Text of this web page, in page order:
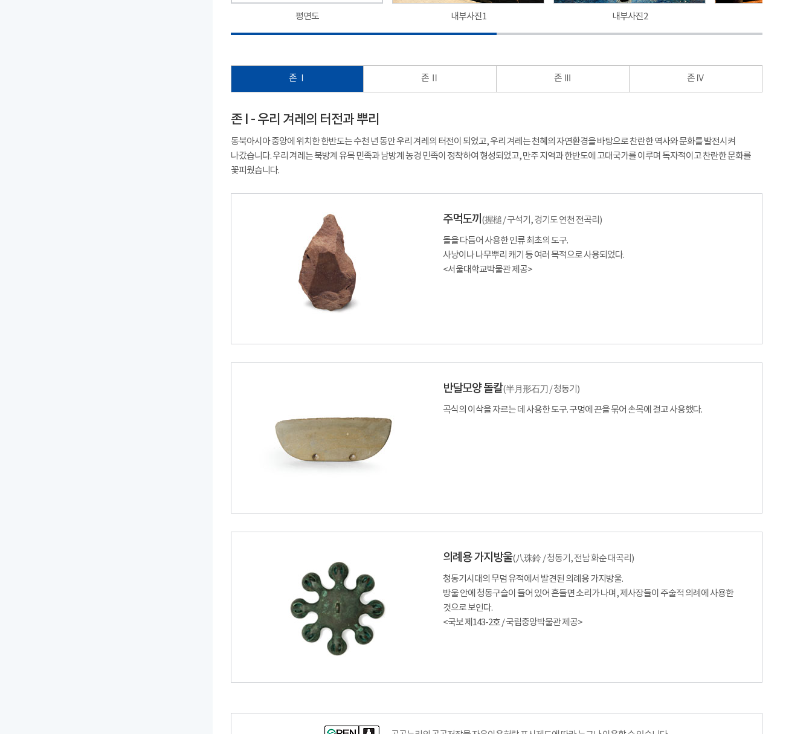
평면도 내부사진1 내부사진2
존 Ⅰ 존 Ⅱ 존 Ⅲ 존 Ⅳ
존 I - 우리 겨레의 터전과 뿌리
동북아시아 중앙에 위치한 한반도는 수천 년 동안 우리 겨레의 터전이 되었고, 우리 겨레는 천혜의 자연환경을 바탕으로 찬란한 역사와 문화를 발전시켜
나갔습니다. 우리 겨레는 북방계 유목 민족과 남방계 농경 민족이 정착하여 형성되었고, 만주 지역과 한반도에 고대국가를 이루며 독자적이고 찬란한 문화를
꽃피웠습니다.
주먹도끼 (握槌/ 구석기, 경기도 연천 전곡리)
돌을 다듬어 사용한 인류 최초의 도구.
사냥이나 나무뿌리 캐기 등 여러 목적으로 사용되었다.
<서울대학교박물관 제공>
반달모양 돌칼(半月形石刀 / 청동기)
곡식의 이삭을 자르는 데 사용한 도구. 구멍에 끈을 묶어 손목에 걸고 사용했다.
의례용 가지방울(八珠鈴 / 청동기, 전남 화순 대곡리)
청동기시대의 무덤 유적에서 발견된 의례용 가지방울.
방울 안에 청동구슬이 들어 있어 흔들면 소리가 나며, 제사장들이 주술적 의례에 사용한
것으로 보인다.
<국보 제143-2호 / 국립중앙박물관 제공>